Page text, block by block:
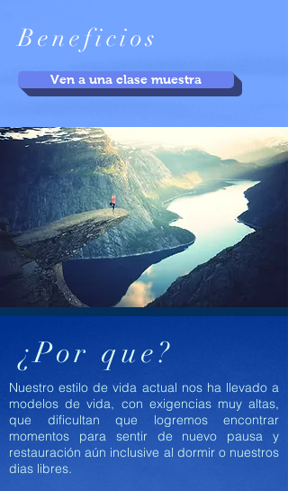
Beneficios
Ven a una clase muestra
¿Por que?
Nuestro estilo de vida actual nos ha llevado a
modelos de vida, con exigencias muy altas,
que dificultan que logremos encontrar
momentos para sentir de nuevo pausa y
restauración aún inclusive al dormir o nuestros
dias libres.